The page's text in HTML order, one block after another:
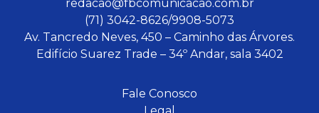
redacao@fbcomunicacao.com.br
(71) 3042-8626/9908-5073
Av. Tancredo Neves, 450 – Caminho das Árvores.
Edifício Suarez Trade – 34º Andar, sala 3402
Fale Conosco